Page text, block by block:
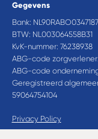
Gegevens
Bank:
BTW: NL003064558B31
KvK-nummer: 76238938
ABG-code
ABG-code
Geregistreerd
59064754104
Privacy Policy